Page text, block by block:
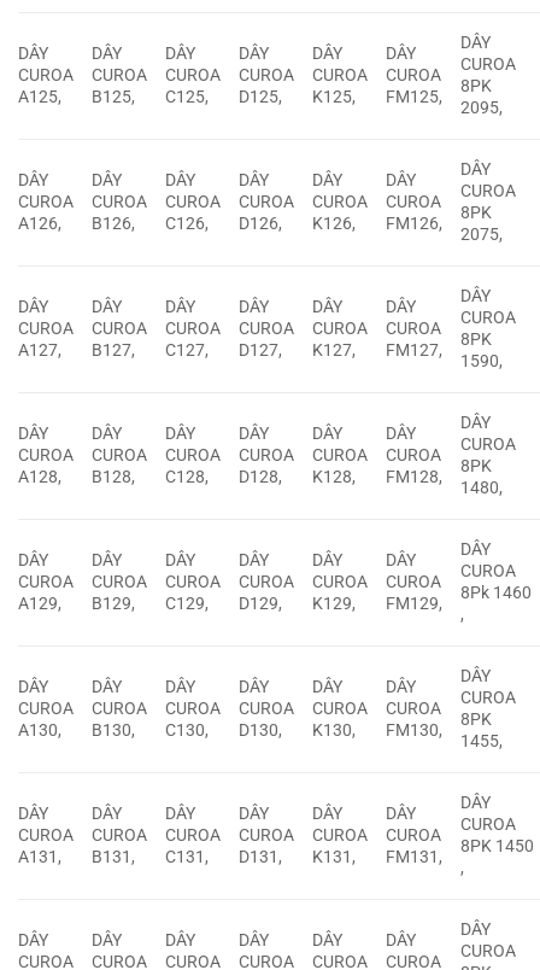
DÂY
CUROA
A125,
DÂY
CUROA
B125,
DÂY
CUROA
C125,
DÂY
CUROA
D125,
DÂY
CUROA
K125,
DÂY
CUROA
FM125,
DÂY
CUROA
8PK
2095,
DÂY
CUROA
A126,
DÂY
CUROA
B126,
DÂY
CUROA
C126,
DÂY
CUROA
D126,
DÂY
CUROA
K126,
DÂY
CUROA
FM126,
DÂY
CUROA
8PK
2075,
DÂY
CUROA
A127,
DÂY
CUROA
B127,
DÂY
CUROA
C127,
DÂY
CUROA
D127,
DÂY
CUROA
K127,
DÂY
CUROA
FM127,
DÂY
CUROA
8PK
1590,
DÂY
CUROA
A128,
DÂY
CUROA
B128,
DÂY
CUROA
C128,
DÂY
CUROA
D128,
DÂY
CUROA
K128,
DÂY
CUROA
FM128,
DÂY
CUROA
8PK
1480,
DÂY
CUROA
A129,
DÂY
CUROA
B129,
DÂY
CUROA
C129,
DÂY
CUROA
D129,
DÂY
CUROA
K129,
DÂY
CUROA
FM129,
DÂY
CUROA
8Pk 1460
,
DÂY
CUROA
A130,
DÂY
CUROA
B130,
DÂY
CUROA
C130,
DÂY
CUROA
D130,
DÂY
CUROA
K130,
DÂY
CUROA
FM130,
DÂY
CUROA
8PK
1455,
DÂY
CUROA
A131,
DÂY
CUROA
B131,
DÂY
CUROA
C131,
DÂY
CUROA
D131,
DÂY
CUROA
K131,
DÂY
CUROA
FM131,
DÂY
CUROA
8PK 1450
,
DÂY
CUROA
DÂY
CUROA
DÂY
CUROA
DÂY
CUROA
DÂY
CUROA
DÂY
CUROA
DÂY
CUROA